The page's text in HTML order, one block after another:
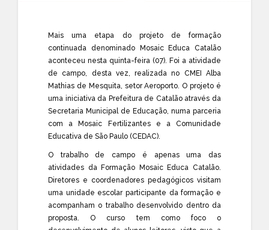
Mais uma etapa do projeto de formação
continuada denominado Mosaic Educa Catalão
aconteceu nesta quinta-feira (07). Foi a atividade
de campo, desta vez, realizada no CMEI Alba
Mathias de Mesquita, setor Aeroporto. O projeto é
uma iniciativa da Prefeitura de Catalão através da
Secretaria Municipal de Educação, numa parceria
com a Mosaic Fertilizantes e a Comunidade
Educativa de São Paulo (CEDAC).
O trabalho de campo é apenas uma das
atividades da Formação Mosaic Educa Catalão.
Diretores e coordenadores pedagógicos visitam
uma unidade escolar participante da formação e
acompanham o trabalho desenvolvido dentro da
proposta. O curso tem como foco o